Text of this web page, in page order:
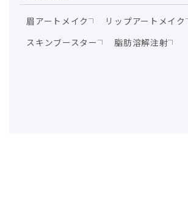
眉アートメイク
リップアートメイク
スキンブースター
脂肪溶解注射